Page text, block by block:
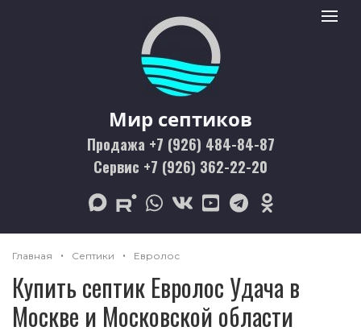
Мир септиков logo
Мир септиков
Продажа +7 (926) 484-84-87
Сервис +7 (926) 362-22-20
max rutubewhatsapp
vk youtubetelegramodnoklassniki
Toggle
Главная Септики Евролос
Купить септик Евролос Удача в
Москве и Московской области